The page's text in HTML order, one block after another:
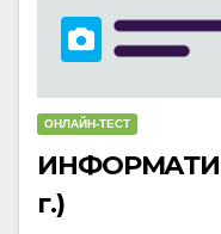
ОНЛАЙН-ТЕСТ
г.)